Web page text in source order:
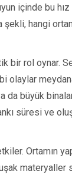
içinde bu
şekli, hangi
bir rol oynar.
da büyük
süresi ve
Ortamın
materyaller